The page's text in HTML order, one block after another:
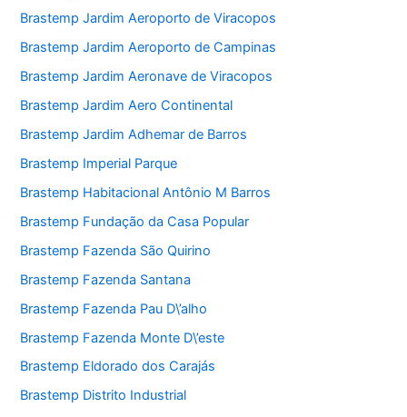
Brastemp Jardim Aeroporto de Viracopos
Brastemp Jardim Aeroporto de Campinas
Brastemp Jardim Aeronave de Viracopos
Brastemp Jardim Aero Continental
Brastemp Jardim Adhemar de Barros
Brastemp Imperial Parque
Brastemp Habitacional Antônio M Barros
Brastemp Fundação da Casa Popular
Brastemp Fazenda São Quirino
Brastemp Fazenda Santana
Brastemp Fazenda Pau D\’alho
Brastemp Fazenda Monte D\’este
Brastemp Eldorado dos Carajás
Brastemp Distrito Industrial